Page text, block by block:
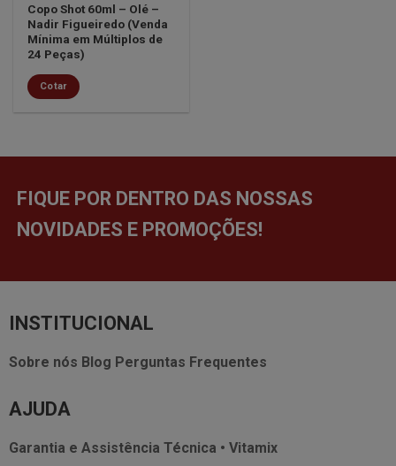
Copo Shot 60ml – Olé –
Nadir Figueiredo (Venda
Mínima em Múltiplos de
24 Peças)
Cotar
FIQUE POR DENTRO DAS NOSSAS
NOVIDADES E PROMOÇÕES!
INSTITUCIONAL
Sobre nós Blog Perguntas Frequentes
AJUDA
Garantia e Assistência Técnica • Vitamix